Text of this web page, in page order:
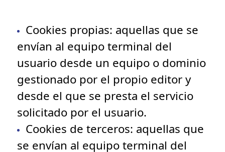
Cookies propias: aquellas que se
envían al equipo terminal del
usuario desde un equipo o dominio
gestionado por el propio editor y
desde el que se presta el servicio
solicitado por el usuario.
Cookies de terceros: aquellas que
se envían al equipo terminal del